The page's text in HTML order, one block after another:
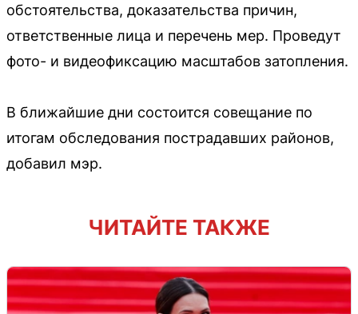
обстоятельства, доказательства причин,
ответственные лица и перечень мер. Проведут
фото- и видеофиксацию масштабов затопления.
В ближайшие дни состоится совещание по
итогам обследования пострадавших районов,
добавил мэр.
ЧИТАЙТЕ ТАКЖЕ